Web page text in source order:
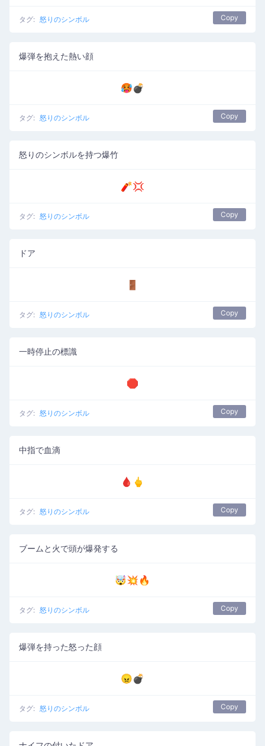
タグ: 怒りのシンボル Copy
爆弾を抱えた熱い顔
🥵💣
タグ: 怒りのシンボル Copy
怒りのシンボルを持つ爆竹
🧨💢
タグ: 怒りのシンボル Copy
ドア
🚪
タグ: 怒りのシンボル Copy
一時停止の標識
🛑
タグ: 怒りのシンボル Copy
中指で血滴
🩸🖕
タグ: 怒りのシンボル Copy
ブームと火で頭が爆発する
🤯💥🔥
タグ: 怒りのシンボル Copy
爆弾を持った怒った顔
😠💣
タグ: 怒りのシンボル Copy